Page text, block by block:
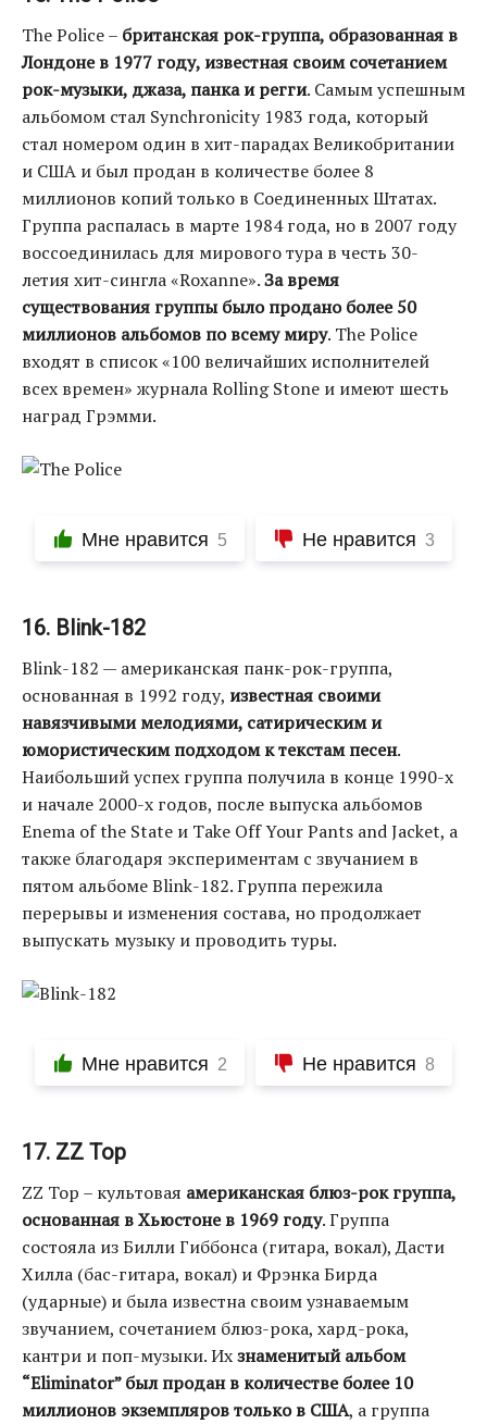
The Police – британская рок-группа, образованная в
Лондоне в 1977 году, известная своим сочетанием
рок-музыки, джаза, панка и регги. Самым успешным
альбомом стал Synchronicity 1983 года, который
стал номером один в хит-парадах Великобритании
и США и был продан в количестве более 8
миллионов копий только в Соединенных Штатах.
Группа распалась в марте 1984 года, но в 2007 году
воссоединилась для мирового тура в честь 30-
летия хит-сингла «Roxanne».За время
существования группы было продано более 50
миллионов альбомов по всему миру. The Police
входят в список «100 величайших исполнителей
всех времен» журнала Rolling Stone и имеют шесть
наград Грэмми.
Мне нравится 5 Не нравится 3
16. Blink-182
Blink-182 — американская панк-рок-группа,
основанная в 1992 году, известная своими
навязчивыми мелодиями, сатирическим и
юмористическим подходом к текстам песен.
Наибольший успех группа получила в конце 1990-х
и начале 2000-х годов, после выпуска альбомов
Enema of the State и Take Off Your Pants and Jacket, а
также благодаря экспериментам с звучанием в
пятом альбоме Blink-182. Группа пережила
перерывы и изменения состава, но продолжает
выпускать музыку и проводить туры.
Мне нравится 2 Не нравится 8
17. ZZ Top
ZZ Top – культовая американская блюз-рок группа,
основанная в Хьюстоне в 1969 году. Группа
состояла из Билли Гиббонса (гитара, вокал), Дасти
Хилла (бас-гитара, вокал) и Фрэнка Бирда
(ударные) и была известна своим узнаваемым
звучанием, сочетанием блюз-рока, хард-рока,
кантри и поп-музыки. Ихзнаменитый альбом
“Eliminator” был продан в количестве более 10
миллионов экземпляров только в США, а группа